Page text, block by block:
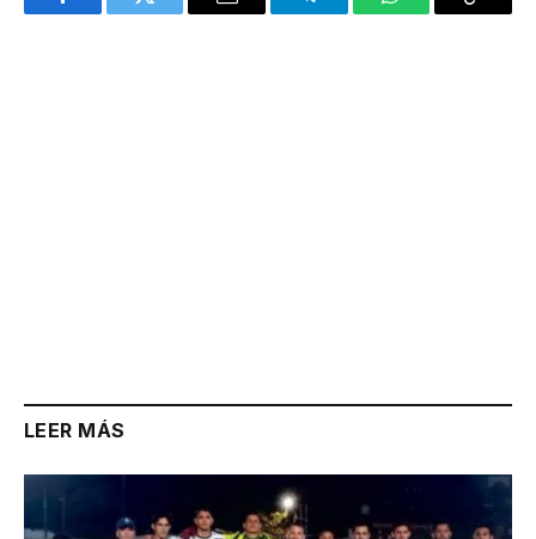
FacebookTwitter Email TelegramWhatsAppCopy
LEER MÁS